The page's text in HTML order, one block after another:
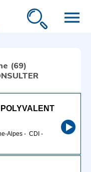
menu
(69)
Alpes - CDI -